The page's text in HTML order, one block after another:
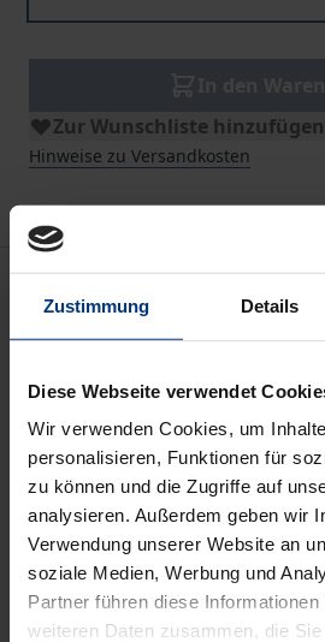
Zustimmung Details
Diese Webseite verwendet
Wir verwenden Cookies, um
personalisieren, Funktionen für
zu können und die Zugriffe auf
analysieren. Außerdem geben wir
Verwendung unserer Website an
soziale Medien, Werbung und
Partner führen diese
weiteren Daten zusammen, die
Zur Wunschliste hinzufügen
Hinweise zu Versandkosten
Beschreibung
Internationalisierung der
nicht in gleichem Maß gefolgt.
Untersuchung geht der Frage
inwieweit sich die
Konzerns auf die
und Informationsbeziehungen
Management und
auswirkt.